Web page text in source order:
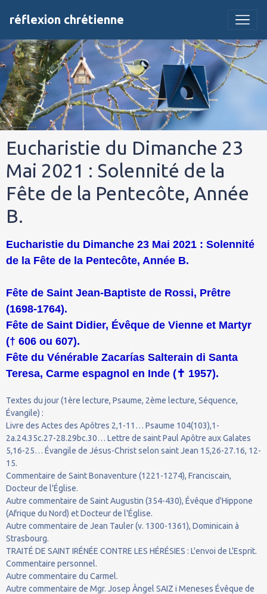
réflexion chrétienne
Eucharistie du Dimanche 23
Mai 2021 : Solennité de la
Fête de la Pentecôte, Année
B.
Eucharistie du Dimanche 23 Mai 2021 : Solennité
de la Fête de la Pentecôte, Année B.
Fête de Saint Jean-Baptiste de Rossi, Prêtre
(1698-1764).
Fête de Saint Didier, Évêque de Vienne et Martyr
(† 606 ou 607).
Fête du Vénérable Zacarías Salterain di Santa
Teresa, Carme espagnol en Inde (✝ 1957).
Textes du jour (1ère lecture, Psaume, 2ème lecture, Séquence,
Évangile) :
Livre des Actes des Apôtres 2,1-11… Psaume 104(103),1-
2a.24.35c.27-28.29bc.30… Lettre de saint Paul Apôtre aux Galates
5,16-25… Évangile de Jésus-Christ selon saint Jean 15,26-27.16, 12-
15.
Commentaire de Saint Bonaventure (1221-1274), Franciscain,
Docteur de l'Église.
Autre commentaire de Saint Augustin (354-430), Évêque d'Hippone
(Afrique du Nord) et Docteur de l'Église.
Autre commentaire de Jean Tauler (v. 1300-1361), Dominicain à
Strasbourg.
TRAITÉ DE SAINT IRÉNÉE CONTRE LES HÉRÉSIES : L'envoi de L'Esprit.
Commentaire personnel.
Autre commentaire du Carmel.
Autre commentaire de Mgr. Josep Àngel SAIZ i Meneses Évêque de